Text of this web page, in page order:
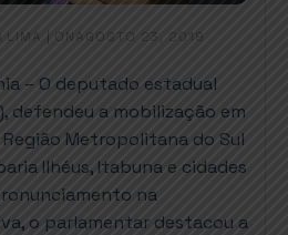
LIMA ON AGOSTO 23, 2019
– O deputado estadual
defendeu a mobilização em
Metropolitana do Sul
Ilhéus, Itabuna e cidades
na
o parlamentar destacou a